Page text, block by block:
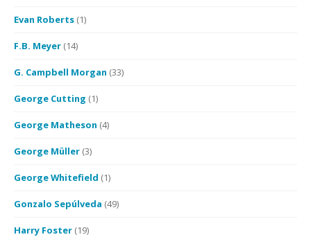
Evan Roberts (1)
F.B. Meyer (14)
G. Campbell Morgan (33)
George Cutting (1)
George Matheson (4)
George Müller (3)
George Whitefield (1)
Gonzalo Sepúlveda (49)
Harry Foster (19)